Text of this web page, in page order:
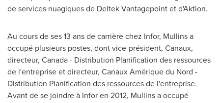
de services nuagiques de Deltek Vantagepoint et d'Aktion.
Au cours de ses 13 ans de carrière chez Infor, Mullins a
occupé plusieurs postes, dont vice-président, Canaux,
directeur, Canada- Distribution Planification des ressources
de l'entreprise et directeur, Canaux Amérique du Nord -
Distribution Planification des ressources de l'entreprise.
Avant de se joindre à Infor en 2012, Mullins a occupé